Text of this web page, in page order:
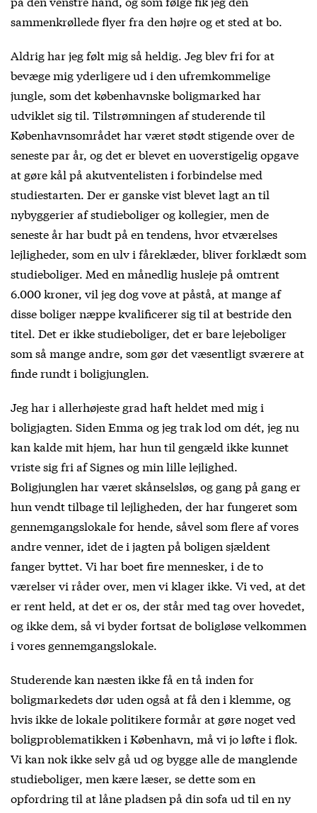
sammenkrøllede flyer fra den højre og et sted at bo.
Aldrig har jeg følt mig så heldig. Jeg blev fri for at
bevæge mig yderligere ud i den ufremkommelige
jungle, som det københavnske boligmarked har
udviklet sig til. Tilstrømningen af studerende til
Københavnsområdet har været stødt stigende over de
seneste par år, og det er blevet en uoverstigelig opgave
at gøre kål på akutventelisten i forbindelse med
studiestarten. Der er ganske vist blevet lagt an til
nybyggerier af studieboliger og kollegier, men de
seneste år har budt på en tendens, hvor etværelses
lejligheder, som en ulv i fåreklæder, bliver forklædt som
studieboliger. Med en månedlig husleje på omtrent
6.000 kroner, vil jeg dog vove at påstå, at mange af
disse boliger næppe kvalificerer sig til at bestride den
titel. Det er ikke studieboliger, det er bare lejeboliger
som så mange andre, som gør det væsentligt sværere at
finde rundt i boligjunglen.
Jeg har i allerhøjeste grad haft heldet med mig i
boligjagten. Siden Emma og jeg trak lod om dét, jeg nu
kan kalde mit hjem, har hun til gengæld ikke kunnet
vriste sig fri af Signes og min lille lejlighed.
Boligjunglen har været skånselsløs, og gang på gang er
hun vendt tilbage til lejligheden, der har fungeret som
gennemgangslokale for hende, såvel som flere af vores
andre venner, idet de i jagten på boligen sjældent
fanger byttet. Vi har boet fire mennesker, i de to
værelser vi råder over, men vi klager ikke. Vi ved, at det
er rent held, at det er os, der står med tag over hovedet,
og ikke dem, så vi byder fortsat de boligløse velkommen
i vores gennemgangslokale.
Studerende kan næsten ikke få en tå inden for
boligmarkedets dør uden også at få den i klemme, og
hvis ikke de lokale politikere formår at gøre noget ved
boligproblematikken i København, må vi jo løfte i flok.
Vi kan nok ikke selv gå ud og bygge alle de manglende
studieboliger, men kære læser, se dette som en
opfordring til at låne pladsen på din sofa ud til en ny